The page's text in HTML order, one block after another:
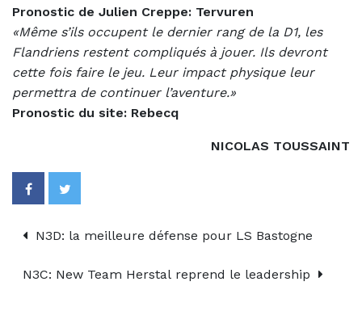
Pronostic de Julien Creppe: Tervuren
«Même s’ils occupent le dernier rang de la D1, les
Flandriens restent compliqués à jouer. Ils devront
cette fois faire le jeu. Leur impact physique leur
permettra de continuer l’aventure.»
Pronostic du site: Rebecq
NICOLAS TOUSSAINT
N3D: la meilleure défense pour LS Bastogne
N3C: New Team Herstal reprend le leadership